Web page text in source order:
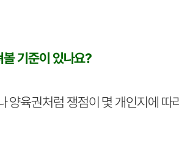
기준이 있나요?
육권처럼 쟁점이 몇 개인지에 따